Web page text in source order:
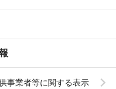
事業者等に関する表示